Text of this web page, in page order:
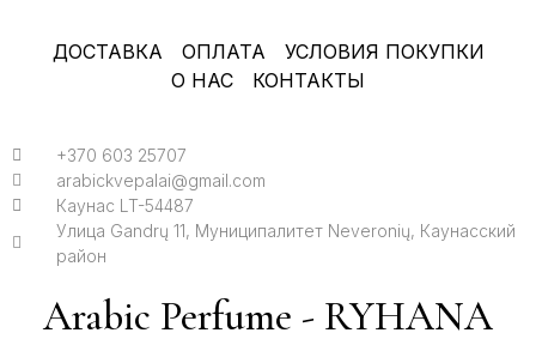
ДОСТАВКА ОПЛАТА
УСЛОВИЯ ПОКУПКИ
О НАС
КОНТАКТЫ
+370 603 25707
arabickvepalai@gmail.com
Каунас LT-54487
Улица Gandrų 11, Муниципалитет Neveronių, Каунасский
район
Arabic Perfume - RYHANA